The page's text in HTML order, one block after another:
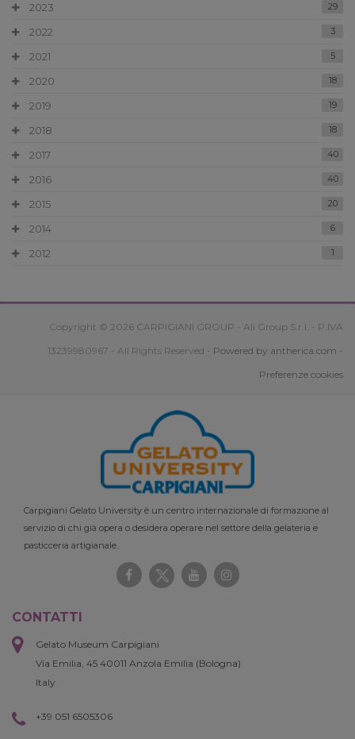
2023 29
2022 3
2021 5
2020 18
2019 19
2018 18
2017 40
2016 40
2015 20
2014 6
2012 1
Copyright © 2026 CARPIGIANI GROUP - Ali Group S.r.l. - P.IVA
13239980967 - All Rights Reserved - Powered by antherica.com -
Preferenze cookies
Carpigiani Gelato University è un centro internazionale di formazione al
servizio di chi già opera o desidera operare nel settore della gelateria e
pasticceria artigianale.
CONTATTI
Gelato Museum Carpigiani
Via Emilia, 45 40011 Anzola Emilia (Bologna)
Italy
+39 051 6505306